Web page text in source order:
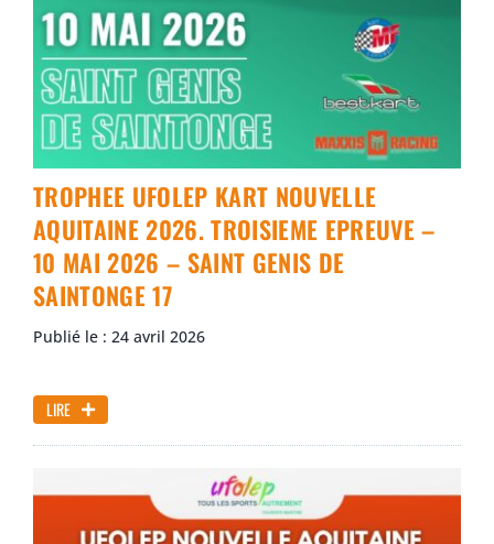
TROPHEE UFOLEP KART NOUVELLE
AQUITAINE 2026. TROISIEME EPREUVE –
10 MAI 2026 – SAINT GENIS DE
SAINTONGE 17
Publié le : 24 avril 2026
LIRE